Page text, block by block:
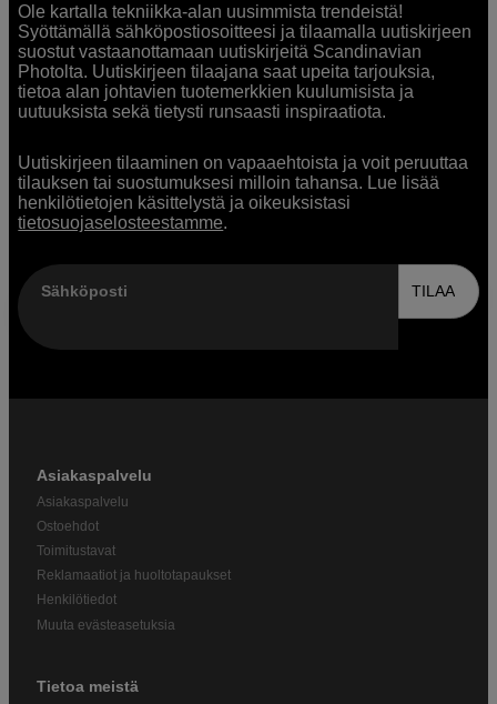
Ole kartalla tekniikka-alan uusimmista trendeistä!
Syöttämällä sähköpostiosoitteesi ja tilaamalla uutiskirjeen
suostut vastaanottamaan uutiskirjeitä Scandinavian
Photolta. Uutiskirjeen tilaajana saat upeita tarjouksia,
tietoa alan johtavien tuotemerkkien kuulumisista ja
uutuuksista sekä tietysti runsaasti inspiraatiota.
Uutiskirjeen tilaaminen on vapaaehtoista ja voit peruuttaa
tilauksen tai suostumuksesi milloin tahansa. Lue lisää
henkilötietojen käsittelystä ja oikeuksistasi
tietosuojaselosteestamme.
Sähköposti TILAA
Asiakaspalvelu
Asiakaspalvelu
Ostoehdot
Toimitustavat
Reklamaatiot ja huoltotapaukset
Henkilötiedot
Muuta evästeasetuksia
Tietoa meistä